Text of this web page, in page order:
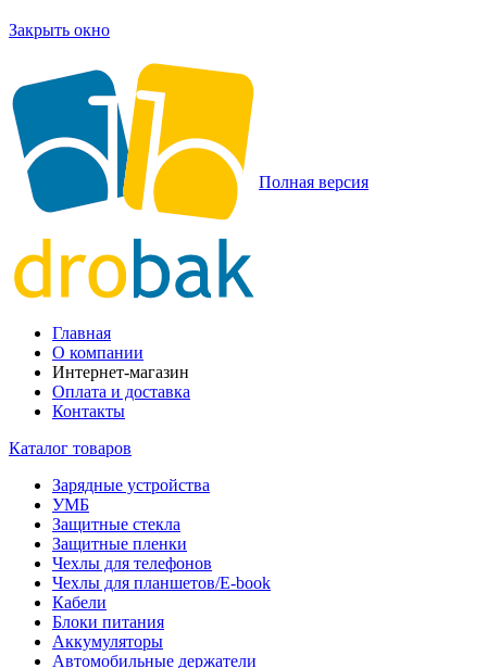
Закрыть окно
Полная версия
Главная
О компании
Интернет-магазин
Оплата и доставка
Контакты
Каталог товаров
Зарядные устройства
УМБ
Защитные стекла
Защитные пленки
Чехлы для телефонов
Чехлы для планшетов/E-book
Кабели
Блоки питания
Аккумуляторы
Автомобильные держатели